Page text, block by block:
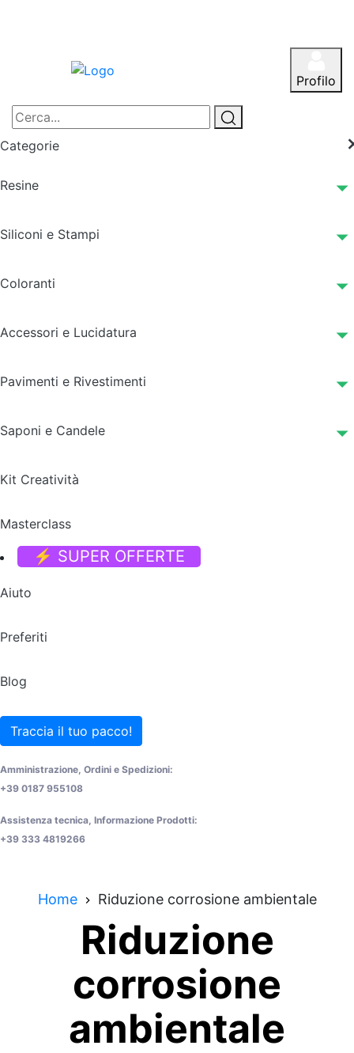
Profilo
Categorie
Resine
Siliconi e Stampi
Coloranti
Accessori e Lucidatura
Pavimenti e Rivestimenti
Saponi e Candele
Kit Creatività
Masterclass
⚡ SUPER OFFERTE
Aiuto
Preferiti
Blog
Traccia il tuo pacco!
Amministrazione, Ordini e Spedizioni:
+39 0187 955108
Assistenza tecnica, Informazione Prodotti:
+39 333 4819266
Home Riduzione corrosione ambientale
Riduzione
corrosione
ambientale